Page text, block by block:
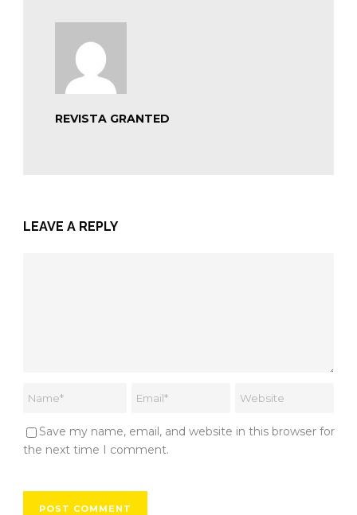
REVISTA GRANTED
LEAVE A REPLY
Save my name, email, and website in this browser for
the next time I comment.